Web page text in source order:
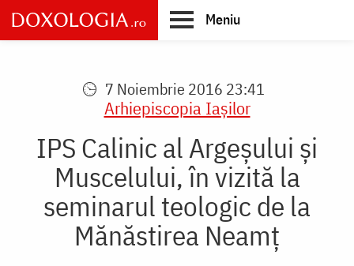
Skip
to
main
Meniu
7 Noiembrie 2016 23:41
Arhiepiscopia Iaşilor
IPS Calinic al Argeşului şi
Muscelului, în vizită la
seminarul teologic de la
Mănăstirea Neamţ